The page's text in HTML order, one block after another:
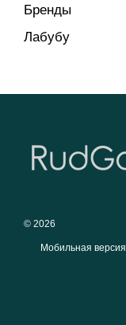
Бренды
Лабубу
© 2026
Мобильная версия